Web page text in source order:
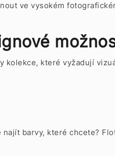
ve vysokém
kolekce, které vyžadují
najít barvy, které chcete?